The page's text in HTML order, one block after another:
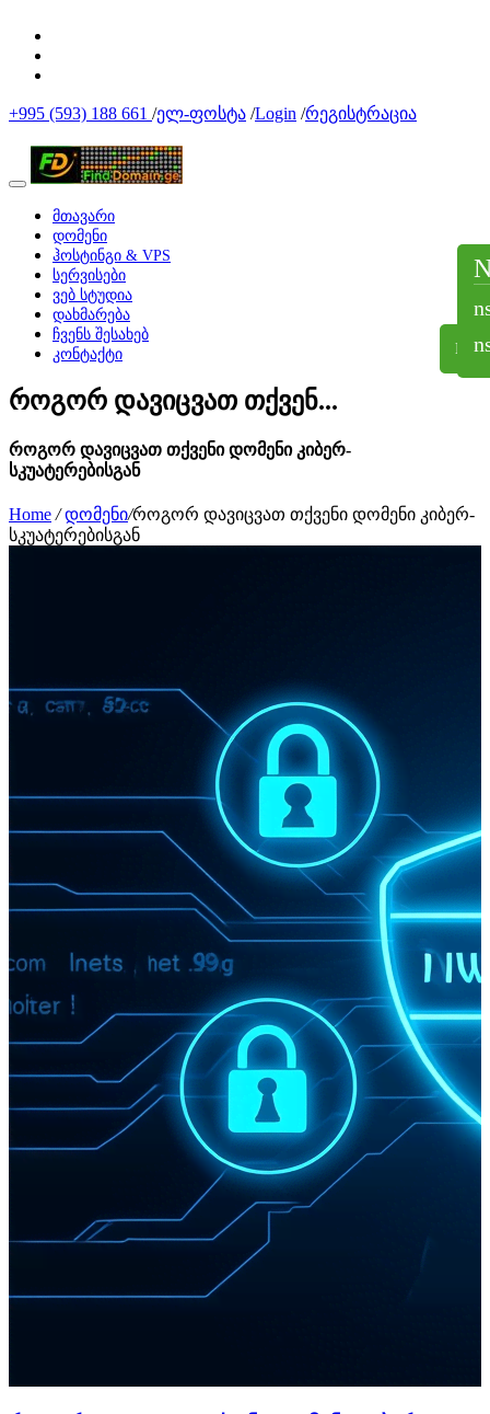
NS
+995 (593) 188 661 /ელ-ფოსტა /Login /რეგისტრაცია
მთავარი
დომენი
ჰოსტინგი & VPS
სერვისები
ვებ სტუდია
დახმარება
ჩვენს შესახებ
კონტაქტი
როგორ დავიცვათ თქვენ...
როგორ დავიცვათ თქვენი დომენი კიბერ-
სკუატერებისგან
Home / დომენი/როგორ დავიცვათ თქვენი დომენი კიბერ-
სკუატერებისგან